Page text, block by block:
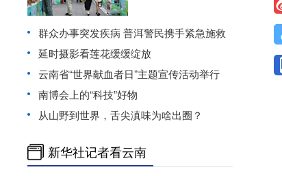
群众办事突发疾病 普洱警民携手紧急施救
延时摄影看莲花缓缓绽放
云南省“世界献血者日”主题宣传活动举行
南博会上的“科技”好物
从山野到世界，舌尖滇味为啥出圈？
新华社记者看云南